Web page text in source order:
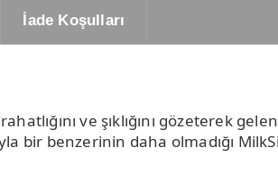
İade Koşulları
ve şıklığını gözeterek
bir benzerinin daha olmadığı